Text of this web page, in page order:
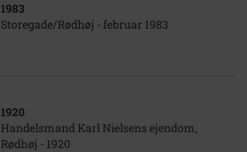
1983
Storegade/Rødhøj - februar 1983
1920
Handelsmand Karl Nielsens ejendom,
Rødhøj - 1920